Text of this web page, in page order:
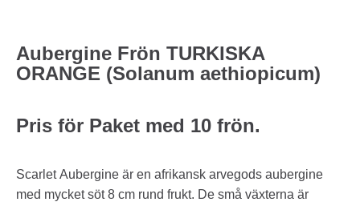
Aubergine Frön TURKISKA
ORANGE (Solanum aethiopicum)
Pris för Paket med 10 frön.
Scarlet Aubergine är en afrikansk arvegods aubergine
med mycket söt 8 cm rund frukt. De små växterna är